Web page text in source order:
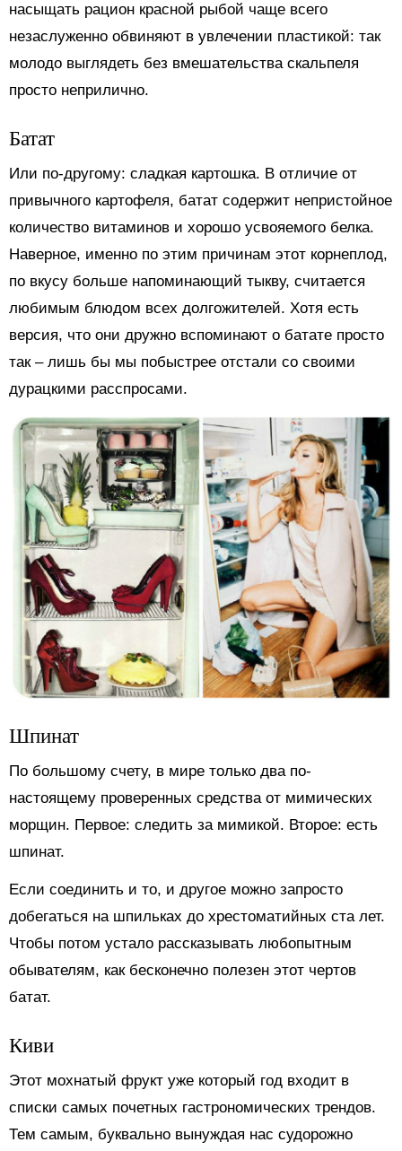
насыщать рацион красной рыбой чаще всего
незаслуженно обвиняют в увлечении пластикой: так
молодо выглядеть без вмешательства скальпеля
просто неприлично.
Батат
Или по-другому: сладкая картошка. В отличие от
привычного картофеля, батат содержит непристойное
количество витаминов и хорошо усвояемого белка.
Наверное, именно по этим причинам этот корнеплод,
по вкусу больше напоминающий тыкву, считается
любимым блюдом всех долгожителей. Хотя есть
версия, что они дружно вспоминают о батате просто
так – лишь бы мы побыстрее отстали со своими
дурацкими расспросами.
Шпинат
По большому счету, в мире только два по-
настоящему проверенных средства от мимических
морщин. Первое: следить за мимикой. Второе: есть
шпинат.
Если соединить и то, и другое можно запросто
добегаться на шпильках до хрестоматийных ста лет.
Чтобы потом устало рассказывать любопытным
обывателям, как бесконечно полезен этот чертов
батат.
Киви
Этот мохнатый фрукт уже который год входит в
списки самых почетных гастрономических трендов.
Тем самым, буквально вынуждая нас судорожно